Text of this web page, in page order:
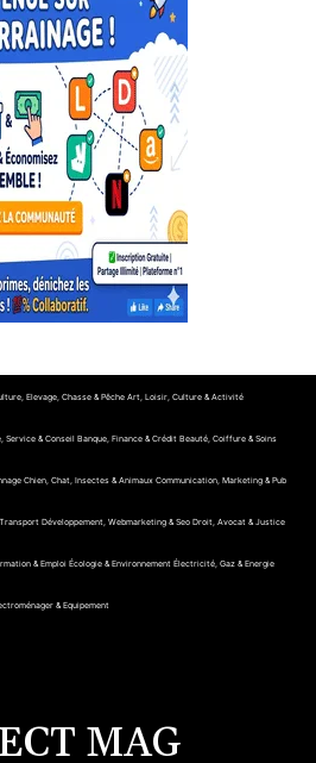
Elevage, Chasse & Pêche Art, Loisir, Culture & Activité
Service & Conseil Banque, Finance & Crédit Beauté, Coiffure & Soins
Chien, Chat, Insectes & Animaux Communication, Marketing & Pub
Développement, Webmarketing & Seo Droit, Avocat & Justice
& Emploi Écologie & Environnement Électricité, Gaz & Energie
& Equipement
MAG